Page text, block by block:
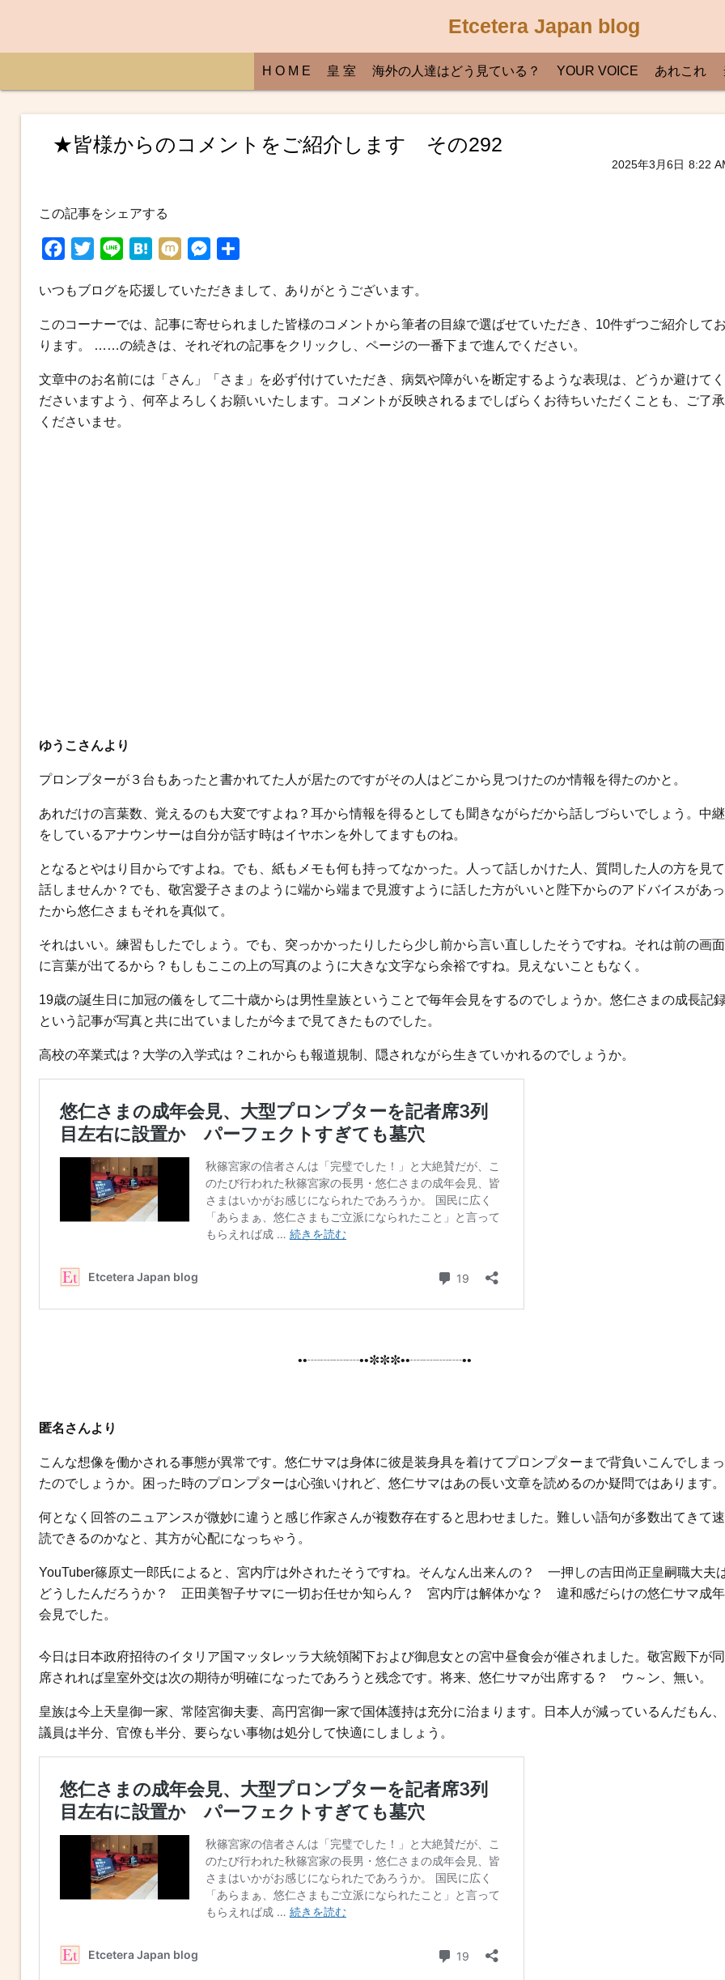
Etcetera Japan blog
H O M E 皇 室 海外の人達はどう見ている？ YOUR VOICE あれこれ
★皆様からのコメントをご紹介します その292
2025年3月6日 8:22
この記事をシェアする
c
b
o
k
i
t
r
n
H
t
e
n
M
x
s
e
g
e
いつもブログを応援していただきまして、ありがとうございます。
このコーナーでは、記事に寄せられました皆様のコメントから筆者の目線で選ばせていただき、10件ずつご紹介して
ります。 ……の続きは、それぞれの記事をクリックし、ページの一番下まで進んでください。
文章中のお名前には「さん」「さま」を必ず付けていただき、病気や障がいを断定するような表現は、どうか避けてく
ださいますよう、何卒よろしくお願いいたします。コメントが反映されるまでしばらくお待ちいただくことも、ご了承
くださいませ。
ゆうこさんより
プロンプターが３台もあったと書かれてた人が居たのですがその人はどこから見つけたのか情報を得たのかと。
あれだけの言葉数、覚えるのも大変ですよね？耳から情報を得るとしても聞きながらだから話しづらいでしょう。中継
をしているアナウンサーは自分が話す時はイヤホンを外してますものね。
となるとやはり目からですよね。でも、紙もメモも何も持ってなかった。人って話しかけた人、質問した人の方を見て
話しませんか？でも、敬宮愛子さまのように端から端まで見渡すように話した方がいいと陛下からのアドバイスがあっ
たから悠仁さまもそれを真似て。
それはいい。練習もしたでしょう。でも、突っかかったりしたら少し前から言い直ししたそうですね。それは前の画面
に言葉が出てるから？もしもここの上の写真のように大きな文字なら余裕ですね。見えないこともなく。
19歳の誕生日に加冠の儀をして二十歳からは男性皇族ということで毎年会見をするのでしょうか。悠仁さまの成長記
という記事が写真と共に出ていましたが今まで見てきたものでした。
高校の卒業式は？大学の入学式は？これからも報道規制、隠されながら生きていかれるのでしょうか。
••┈┈┈┈••✼✼✼••┈┈┈┈••
匿名さんより
こんな想像を働かされる事態が異常です。悠仁サマは身体に彼是装身具を着けてプロンプターまで背負いこんでしまっ
たのでしょうか。困った時のプロンプターは心強いけれど、悠仁サマはあの長い文章を読めるのか疑問ではあります。
何となく回答のニュアンスが微妙に違うと感じ作家さんが複数存在すると思わせました。難しい語句が多数出てきて速
読できるのかなと、其方が心配になっちゃう。
YouTuber篠原丈一郎氏によると、宮内庁は外されたそうですね。そんなん出来んの？ 一押しの吉田尚正皇嗣職大夫
どうしたんだろうか？ 正田美智子サマに一切お任せか知らん？ 宮内庁は解体かな？ 違和感だらけの悠仁サマ成年
会見でした。
今日は日本政府招待のイタリア国マッタレッラ大統領閣下および御息女との宮中昼食会が催されました。敬宮殿下が同
席されれば皇室外交は次の期待が明確になったであろうと残念です。将来、悠仁サマが出席する？ ウ～ン、無い。
皇族は今上天皇御一家、常陸宮御夫妻、高円宮御一家で国体護持は充分に治まります。日本人が減っているんだもん、
議員は半分、官僚も半分、要らない事物は処分して快適にしましょう。